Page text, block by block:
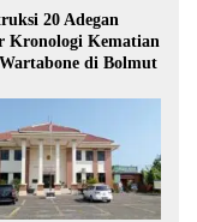
20 Adegan
Kronologi Kematian
di Bolmut